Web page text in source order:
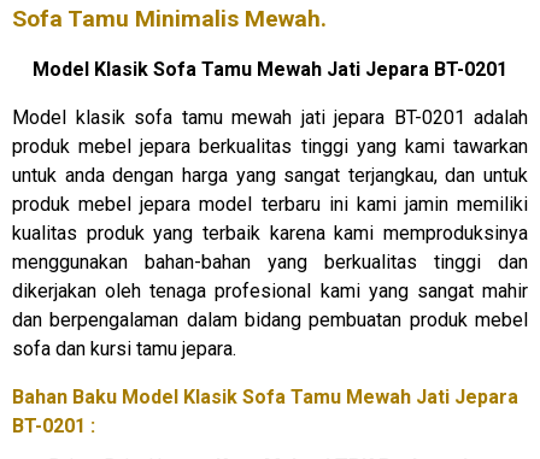
Sofa Tamu Minimalis Mewah.
Model Klasik Sofa Tamu Mewah Jati Jepara BT-0201
Model klasik sofa tamu mewah jati jepara BT-0201 adalah
produk mebel jepara berkualitas tinggi yang kami tawarkan
untuk anda dengan harga yang sangat terjangkau, dan untuk
produk mebel jepara model terbaru ini kami jamin memiliki
kualitas produk yang terbaik karena kami memproduksinya
menggunakan bahan-bahan yang berkualitas tinggi dan
dikerjakan oleh tenaga profesional kami yang sangat mahir
dan berpengalaman dalam bidang pembuatan produk mebel
sofa dan kursi tamu jepara.
Bahan Baku Model Klasik Sofa Tamu Mewah Jati Jepara
BT-0201 :